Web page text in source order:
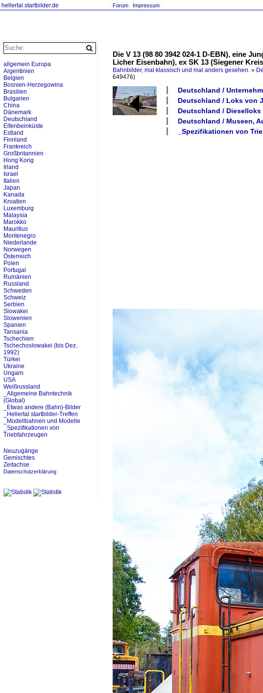
hellertal.startbilder.de Forum Impressum
Die V 13 (98 80 3942 024-1 D-EBN), eine
Licher Eisenbahn), ex SK 13 (Siegener
Bahnbilder, mal klassisch und mal anders gesehen. »
649476)
Deutschland /
Deutschland / Loks von
Deutschland / Dieselloks
Deutschland / Museen,
_Spezifikationen von
allgemein Europa
Argentinien
Belgien
Bosnien-Herzegowina
Brasilien
Bulgarien
China
Dänemark
Deutschland
Elfenbeinküste
Estland
Finnland
Frankreich
Großbritannien
Hong Kong
Irland
Israel
Italien
Japan
Kanada
Kroatien
Luxemburg
Malaysia
Marokko
Mauritius
Montenegro
Niederlande
Norwegen
Österreich
Polen
Portugal
Rumänien
Russland
Schweden
Schweiz
Serbien
Slowakei
Slowenien
Spanien
Tansania
Tschechien
Tschechoslowakei (bis Dez.
1992)
Türkei
Ukraine
Ungarn
USA
Weißrussland
_Allgemeine Bahntechnik
(Global)
_Etwas andere (Bahn)-Bilder
_Hellertal startbilder-Treffen
_Modellbahnen und Modelle
_Spezifikationen von
Triebfahrzeugen
Neuzugänge
Gemischtes
Zeitachse
Datenschutzerklärung